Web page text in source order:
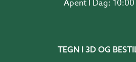
Åpent I Dag:
TEGN I 3D OG